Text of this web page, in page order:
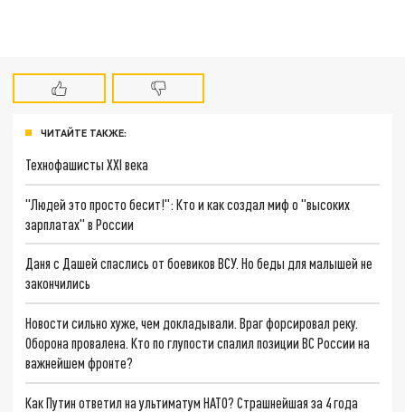
ЧИТАЙТЕ ТАКЖЕ:
Технофашисты XXI века
"Людей это просто бесит!": Кто и как создал миф о "высоких
зарплатах" в России
Даня с Дашей спаслись от боевиков ВСУ. Но беды для малышей не
закончились
Новости сильно хуже, чем докладывали. Враг форсировал реку.
Оборона провалена. Кто по глупости спалил позиции ВС России на
важнейшем фронте?
Как Путин ответил на ультиматум НАТО? Страшнейшая за 4 года